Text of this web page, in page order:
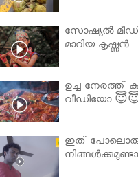
സോഷ്യൽ
മാറിയ കൃഷ്ണൻ..
ഉച്ച നേരത്ത്
വീഡിയോ
ഇത് പോലൊരു